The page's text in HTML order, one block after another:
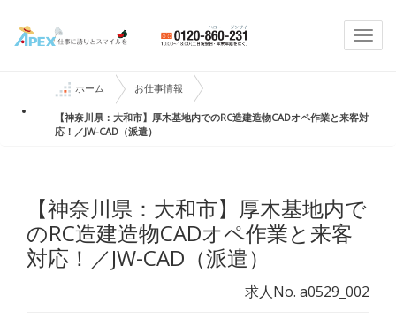
ホーム お仕事情報
【神奈川県：大和市】厚木基地内でのRC造建造物CADオペ作業と来客対
応！／JW-CAD（派遣）
【神奈川県：大和市】厚木基地内で
のRC造建造物CADオペ作業と来客
対応！／JW-CAD（派遣）
求人No. a0529_002